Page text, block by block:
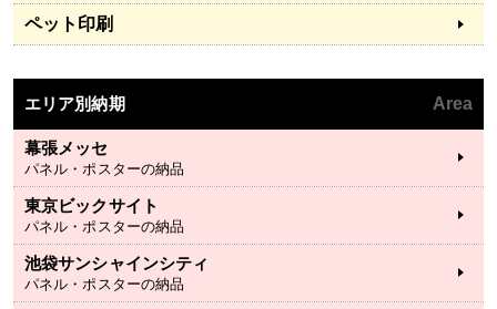
ペット印刷
エリア別納期 Area
幕張メッセ
パネル・ポスターの納品
東京ビックサイト
パネル・ポスターの納品
池袋サンシャインシティ
パネル・ポスターの納品